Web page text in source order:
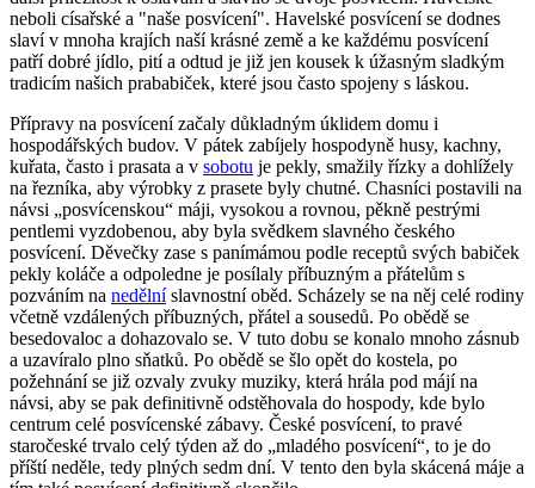
neboli císařské a "naše posvícení". Havelské posvícení se dodnes
slaví v mnoha krajích naší krásné země a ke každému posvícení
patří dobré jídlo, pití a odtud je již jen kousek k úžasným sladkým
tradicím našich prababiček, které jsou často spojeny s láskou.
Přípravy na posvícení začaly důkladným úklidem domu i
hospodářských budov. V pátek zabíjely hospodyně husy, kachny,
kuřata, často i prasata a v sobotu je pekly, smažily řízky a dohlížely
na řezníka, aby výrobky z prasete byly chutné. Chasníci postavili na
návsi „posvícenskou“ máji, vysokou a rovnou, pěkně pestrými
pentlemi vyzdobenou, aby byla svědkem slavného českého
posvícení. Děvečky zase s panímámou podle receptů svých babiček
pekly koláče a odpoledne je posílaly příbuzným a přátelům s
pozváním na nedělníslavnostní oběd. Scházely se na něj celé rodiny
včetně vzdálených příbuzných, přátel a sousedů. Po obědě se
besedovaloc a dohazovalo se. V tuto dobu se konalo mnoho zásnub
a uzavíralo plno sňatků. Po obědě se šlo opět do kostela, po
požehnání se již ozvaly zvuky muziky, která hrála pod májí na
návsi, aby se pak definitivně odstěhovala do hospody, kde bylo
centrum celé posvícenské zábavy. České posvícení, to pravé
staročeské trvalo celý týden až do „mladého posvícení“, to je do
příští neděle, tedy plných sedm dní. V tento den byla skácená máje a